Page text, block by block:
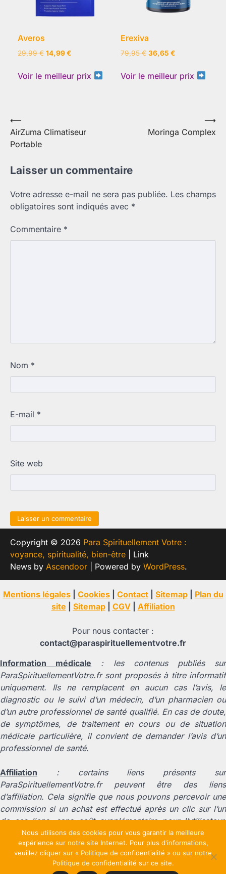
Averos
29,99€ Le
initial
14,99€Le
actuel
est :
Voir le meilleur prix
Erexiva
79,95€ Le
initial
36,65€Le
actuel
est :
Voir le meilleur prix
Navigation
de
⟵
AirZuma Climatiseur
Portable
Moringa Complex
⟶
Laisser un commentaire
Votre adresse e-mail ne sera pas publiée. Les champs
obligatoires sont indiqués avec *
Commentaire *
Nom *
E-mail *
Site web
Copyright © 2026 Para Spirituellement Votre :
voyance, spiritualité, bien-être | Link
News by Ascendoor | Powered by WordPress.
Mentions légales| Cookies| Contact| Sitemap| Plan du
site
Sitemap| CGV| Affiliation
Pour nous contacter :
contact@paraspirituellementvotre.fr
Information médicale : les contenus publiés sur
ParaSpirituellementVotre.fr sont proposés à titre informatif
uniquement. Ils ne remplacent en aucun cas l’avis, le
diagnostic ou le suivi d’un médecin, d’un pharmacien ou
d’un autre professionnel de santé qualifié. En cas de doute,
de symptômes, de traitement en cours ou de situation
médicale particulière, il convient de demander l’avis d’un
professionnel de santé.
Affiliation : certains liens présents sur
ParaSpirituellementVotre.fr peuvent être des liens
d’affiliation. Cela signifie que nous pouvons percevoir une
commission si un achat est effectué après un clic sur l’un
de ces liens, sans coût supplémentaire pour l’utilisateur.
Cette rémunération contribue au fonctionnement du site et
à la production de nouveaux contenus.
Nous utilisons des cookies pour vous garantir la meilleure
expérience sur notre site Internet. Pour plus d'informations,
veuillez cliquer sur « Politique de confidentialité » ou sur notre
Politique de confidentialité sur ce site.